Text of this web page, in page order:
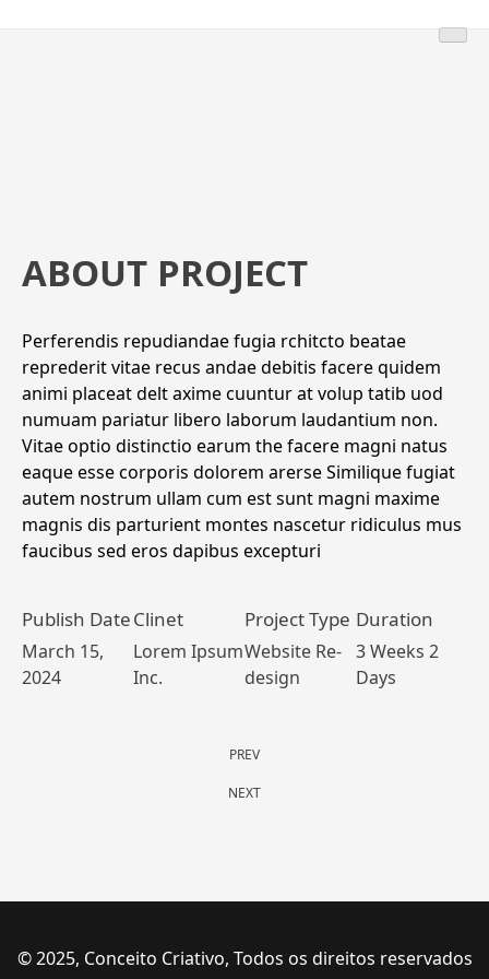
ABOUT PROJECT
Perferendis repudiandae fugia rchitcto beatae
reprederit vitae recus andae debitis facere quidem
animi placeat delt axime cuuntur at volup tatib uod
numuam pariatur libero laborum laudantium non.
Vitae optio distinctio earum the facere magni natus
eaque esse corporis dolorem arerse Similique fugiat
autem nostrum ullam cum est sunt magni maxime
magnis dis parturient montes nascetur ridiculus mus
faucibus sed eros dapibus excepturi
Publish Date
March 15,
2024
Clinet
Lorem Ipsum
Inc.
Project Type
Website Re-
design
Duration
3 Weeks 2
Days
PREV
NEXT
© 2025, Conceito Criativo, Todos os direitos reservados